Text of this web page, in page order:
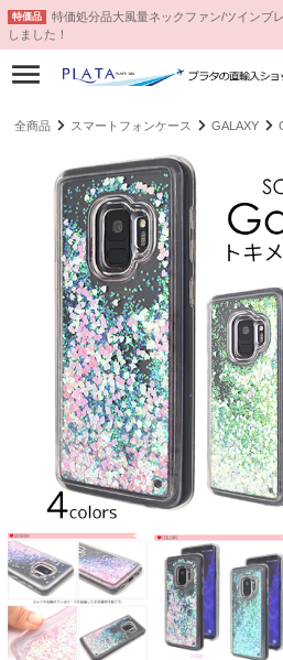
特価品
特価処分品大風量ネックファン/ツインブ
しました！
全商品 スマートフォンケース GALAXY